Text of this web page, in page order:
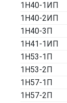
1Н40-1ИП
1Н40-2ИП
1Н40-3П
1Н41-1ИП
1Н53-1П
1Н53-2П
1Н57-1П
1Н57-2П